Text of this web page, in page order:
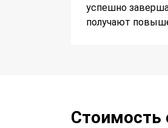
успешно
получают
Стоимость